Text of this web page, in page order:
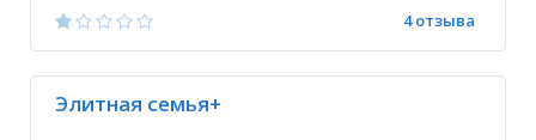
4 отзыва
Элитная семья+